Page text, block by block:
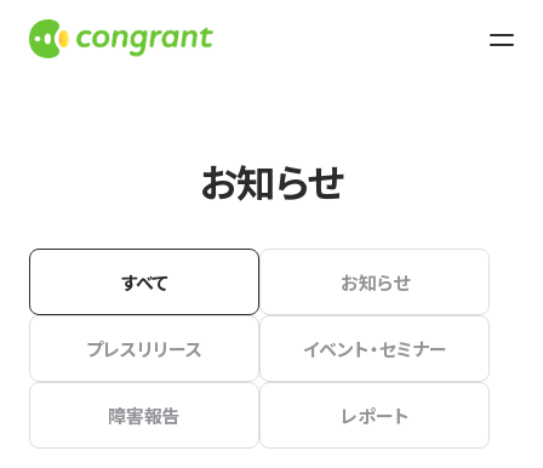
お知らせ
すべて お知らせ
プレスリリース イベント・セミナー
障害報告 レポート